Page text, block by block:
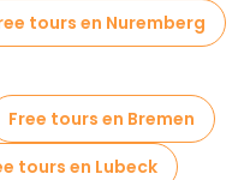
tours en Nuremberg
Free tours en Bremen
tours en Lubeck